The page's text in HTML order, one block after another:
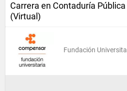
Carrera en Contaduría Pública
(Virtual)
Fundación